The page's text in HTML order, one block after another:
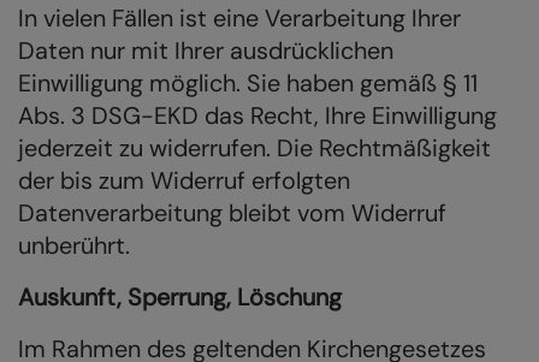
In vielen Fällen ist eine Verarbeitung Ihrer
Daten nur mit Ihrer ausdrücklichen
Einwilligung möglich. Sie haben gemäß § 11
Abs. 3 DSG-EKD das Recht, Ihre Einwilligung
jederzeit zu widerrufen. Die Rechtmäßigkeit
der bis zum Widerruf erfolgten
Datenverarbeitung bleibt vom Widerruf
unberührt.
Auskunft, Sperrung, Löschung
Im Rahmen des geltenden Kirchengesetzes